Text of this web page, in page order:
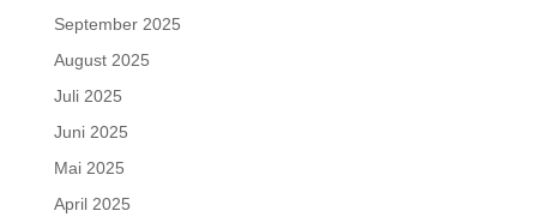
September 2025
August 2025
Juli 2025
Juni 2025
Mai 2025
April 2025